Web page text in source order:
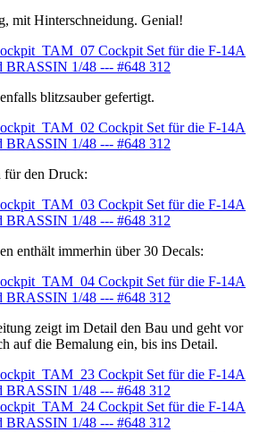
mit Hinterschneidung. Genial!
blitzsauber gefertigt.
für den Druck:
enthält immerhin über 30 Decals:
zeigt im Detail den Bau und geht vor
auf die Bemalung ein, bis ins Detail.